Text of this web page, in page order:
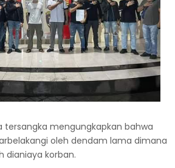
tersangka mengungkapkan bahwa
oleh dendam lama dimana
dianiaya korban.